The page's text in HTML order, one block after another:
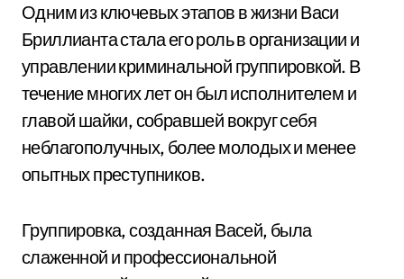
Одним из ключевых этапов в жизни Васи
Бриллианта стала его роль в организации и
управлении криминальной группировкой. В
течение многих лет он был исполнителем и
главой шайки, собравшей вокруг себя
неблагополучных, более молодых и менее
опытных преступников.
Группировка, созданная Васей, была
слаженной и профессиональной